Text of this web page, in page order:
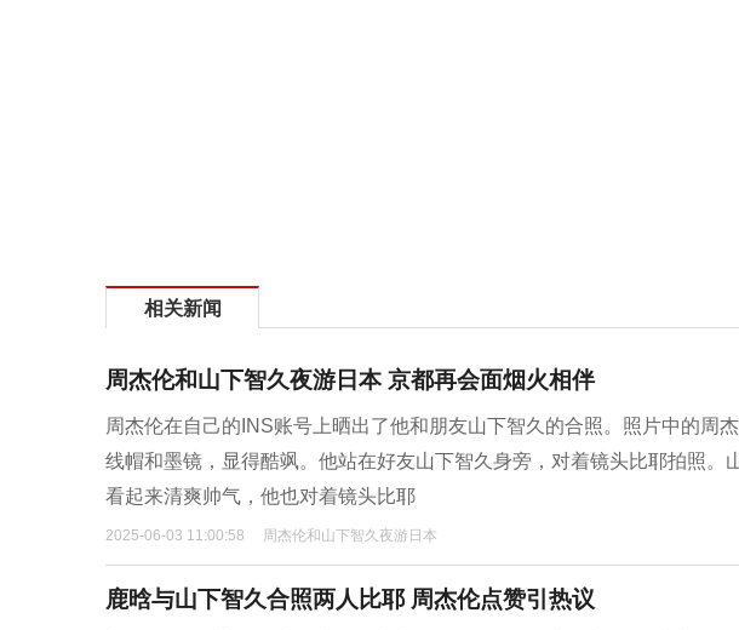
相关新闻
周杰伦和山下智久夜游日本 京都再会面烟火相伴
周杰伦在自己的INS账号上晒出了他和朋友山下智久的合照。照片中的周
线帽和墨镜，显得酷飒。他站在好友山下智久身旁，对着镜头比耶拍照。
看起来清爽帅气，他也对着镜头比耶
2025-06-03 11:00:58 周杰伦和山下智久夜游日本
鹿晗与山下智久合照两人比耶 周杰伦点赞引热议